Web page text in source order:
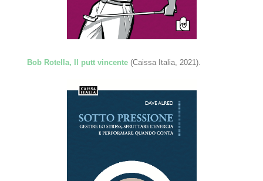
Bob Rotella, Il putt vincente (Caissa Italia, 2021).